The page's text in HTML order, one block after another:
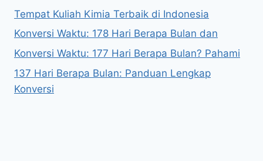
Tempat Kuliah Kimia Terbaik di Indonesia
Konversi Waktu: 178 Hari Berapa Bulan dan
Konversi Waktu: 177 Hari Berapa Bulan? Pahami
137 Hari Berapa Bulan: Panduan Lengkap
Konversi